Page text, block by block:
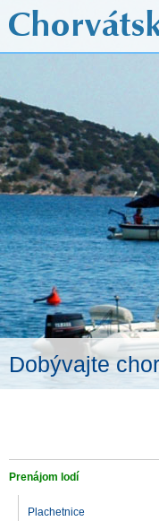
Dobývajte
Prenájom lodí
Plachetnice